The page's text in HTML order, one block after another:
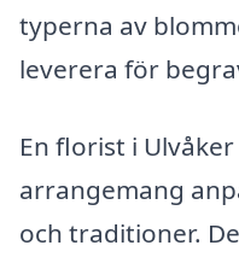
typerna av
leverera för
En florist i
arrangemang
och traditioner.